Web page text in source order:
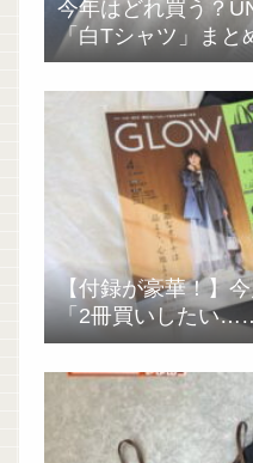
今年はどれ買う？
「白Tシャツ」まと
【付録が豪華！】
「2冊買いしたい